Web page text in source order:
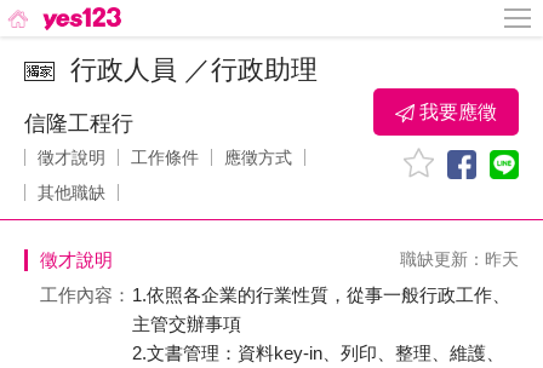
行政人員 ／行政助理
信隆工程行
徵才說明 工作條件
應徵方式
其他職缺
我要應徵
徵才說明 職缺更新：昨天
工作內容： 1.依照各企業的行業性質，從事一般行政工作、
主管交辦事項
2.文書管理：資料key-in、列印、整理、維護、